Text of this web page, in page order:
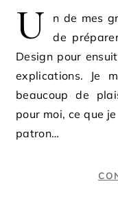
U
n de mes
de
Design pour
explications. Je
beaucoup de
pour moi, ce que
patron…